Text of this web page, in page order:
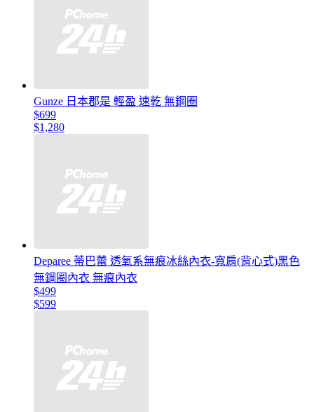
Gunze 日本郡是 輕盈 速乾 無鋼圈
$699
$1,280
Deparee 蒂巴蕾 透氧系無痕冰絲內衣-寬肩(背心式)黑色
無鋼圈內衣 無痕內衣
$499
$599